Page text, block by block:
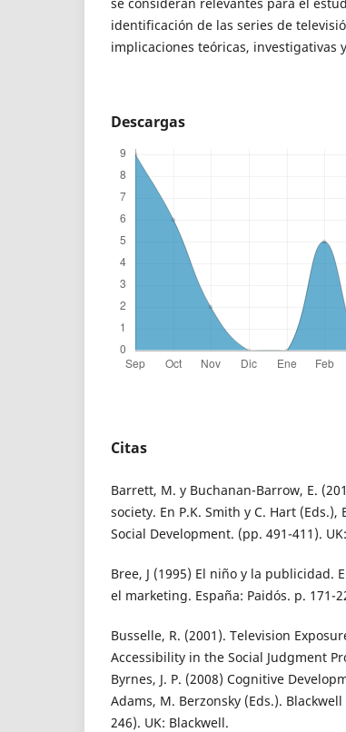
identificación de las series de
implicaciones teóricas, investigativas
Descargas
Citas
Barrett, M. y Buchanan-Barrow, E.
society. En P.K. Smith y C. Hart
Social Development. (pp. 491-411).
Bree, J (1995) El niño y la publicidad.
el marketing. España: Paidós. p. 171-
Busselle, R. (2001). Television
Accessibility in the Social Judgment
Byrnes, J. P. (2008) Cognitive
Adams, M. Berzonsky (Eds.).
246). UK: Blackwell.